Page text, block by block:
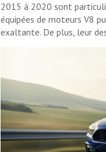
2015 à 2020 sont
équipées de moteurs V8
exaltante. De plus, leur